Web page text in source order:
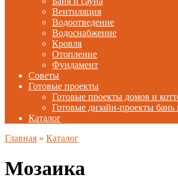
Вентиляция
Водоотведение
Водоснабжение
Кровля
Отопление
Фундамент
Советы
Готовые проекты
Готовые проекты домов и
Готовые дизайн-проекты бань
Каталог
Главная » Каталог
Мозаика